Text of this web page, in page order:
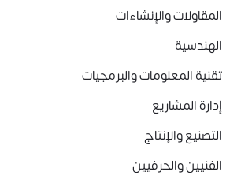
المقاولات والإنشاءات
الهندسية
تقنية المعلومات والبرمجيات
إدارة المشاريع
التصنيع والإنتاج
الفنيين والحرفيين